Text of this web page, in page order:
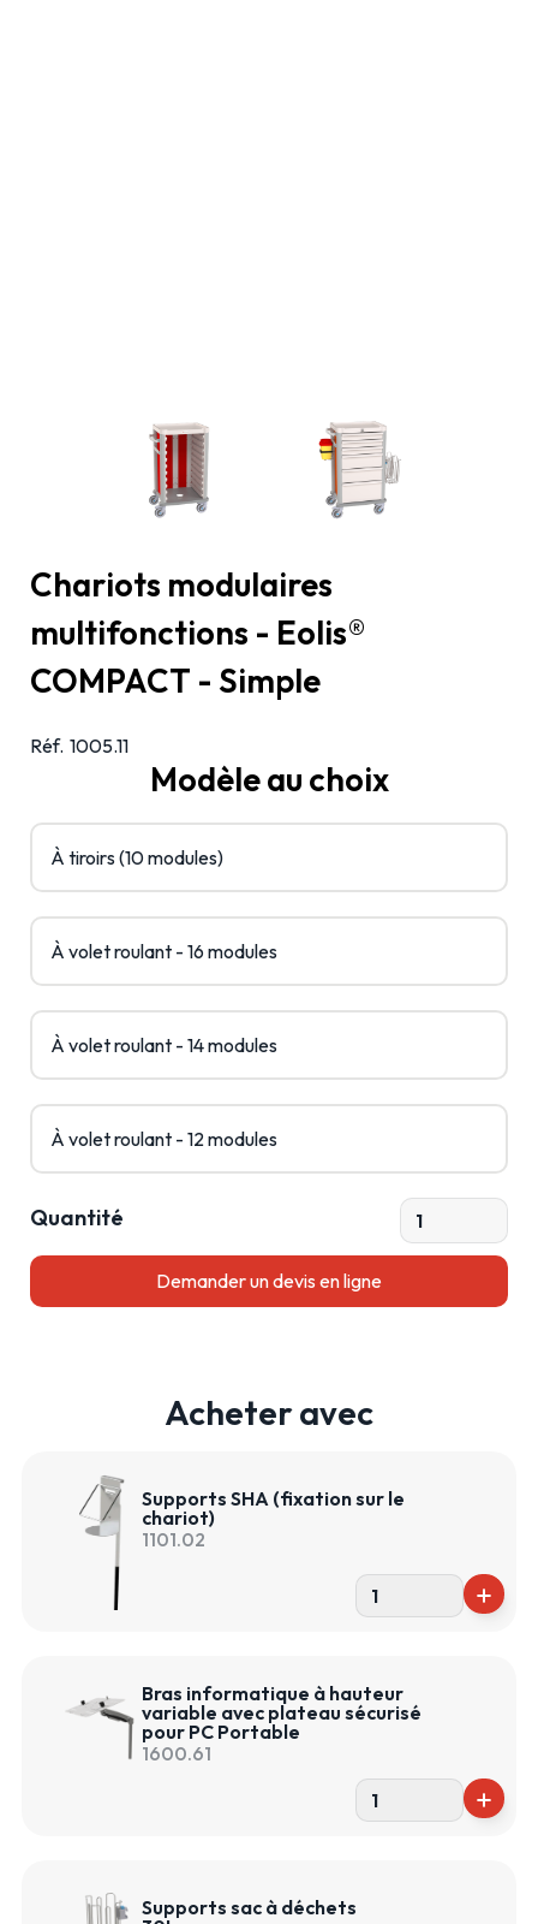
Chariots modulaires
multifonctions - Eolis®
COMPACT - Simple
Réf. 1005.11
Modèle au choix
À tiroirs (10 modules)
À volet roulant - 16 modules
À volet roulant - 14 modules
À volet roulant - 12 modules
Quantité
Acheter avec
Supports SHA (fixation sur le
chariot)
1101.02
Bras informatique à hauteur
variable avec plateau sécurisé
pour PC Portable
1600.61
Supports sac à déchets